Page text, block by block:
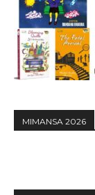
MIMANSA 2026